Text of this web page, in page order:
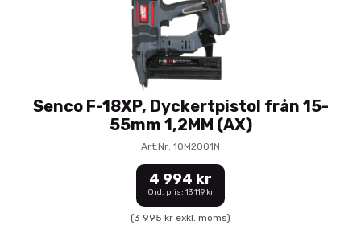
Senco F-18XP, Dyckertpistol från 15-
55mm 1,2MM (AX)
Art.Nr: 10M2001N
4 994 kr
Ord. pris: 13 119 kr
(3 995 kr exkl. moms)